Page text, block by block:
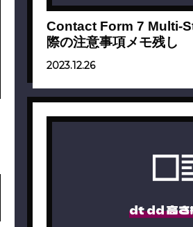
Contact Form 7 Multi-
際の注意事項メモ残し
2023.12.26
dt dd 高さ